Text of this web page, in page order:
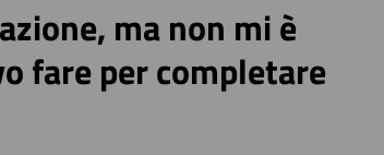
ma non mi è
fare per completare